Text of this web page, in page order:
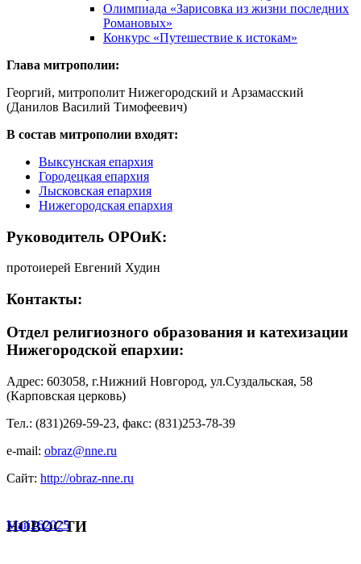
Олимпиада «Зарисовка из жизни последних
Романовых»
Конкурс «Путешествие к истокам»
Глава митрополии:
Георгий, митрополит Нижегородский и Арзамасский
(Данилов Василий Тимофеевич)
В состав митрополии входят:
Выксунская епархия
Городецкая епархия
Лысковская епархия
Нижегородская епархия
Руководитель ОРОиК:
протоиерей Евгений Худин
Контакты:
Отдел религиозного образования и катехизации
Нижегородской епархии:
Адрес: 603058, г.Нижний Новгород, ул.Суздальская, 58
(Карповская церковь)
Тел.: (831)269-59-23, факс: (831)253-78-39
e-mail: obraz@nne.ru
Сайт: http://obraz-nne.ru
НОВОСТИ
Май262025